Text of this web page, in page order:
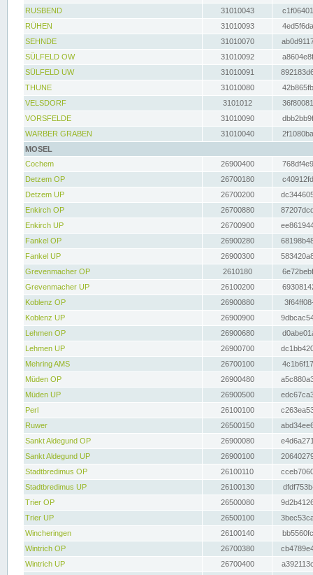
RUSBEND
31010043
RÜHEN
31010093
SEHNDE
31010070
SÜLFELD OW
31010092
SÜLFELD UW
31010091
THUNE
31010080
VELSDORF
3101012
VORSFELDE
31010090
WARBER GRABEN
31010040
MOSEL
Cochem
26900400
Detzem OP
26700180
Detzem UP
26700200
Enkirch OP
26700880
Enkirch UP
26700900
Fankel OP
26900280
Fankel UP
26900300
Grevenmacher OP
2610180
Grevenmacher UP
26100200
Koblenz OP
26900880
Koblenz UP
26900900
Lehmen OP
26900680
Lehmen UP
26900700
Mehring AMS
26700100
Müden OP
26900480
Müden UP
26900500
Perl
26100100
Ruwer
26500150
Sankt Aldegund OP
26900080
Sankt Aldegund UP
26900100
Stadtbredimus OP
26100110
Stadtbredimus UP
26100130
Trier OP
26500080
Trier UP
26500100
Wincheringen
26100140
Wintrich OP
26700380
Wintrich UP
26700400